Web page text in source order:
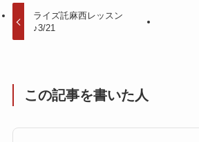
ライズ託麻西レッスン
♪3/21
この記事を書いた人